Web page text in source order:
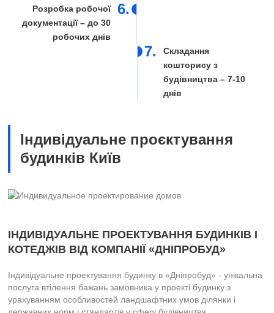
6.
Розробка робочої
документації – до 30
робочих днів
7.
Складання
кошторису з
будівництва – 7-10
днів
Індивідуальне проєктування
будинків Київ
ІНДИВІДУАЛЬНЕ ПРОЕКТУВАННЯ БУДИНКІВ І
КОТЕДЖІВ ВІД КОМПАНІЇ «ДНІПРОБУД»
Індивідуальне проектування будинку в «Дніпробуд» - унікальна
послуга втілення бажань замовника у проекті будинку з
урахуванням особливостей ландшафтних умов ділянки і